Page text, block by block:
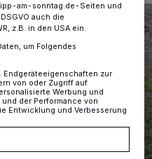
am-sonntag.de-Seiten und
auch die
z.B. in den USA ein.
um Folgendes
Endgeräteeigenschaften zur
von oder Zugriff auf
Werbung und
der Performance von
Entwicklung und Verbesserung